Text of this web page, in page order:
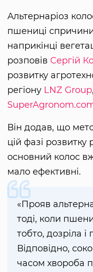
Альтернаріоз
пшениці
наприкінці
розповів Сергій
розвитку
регіону LNZ Group
Він додав, що
цій фазі розвитку
основний колос
мало ефективні.
«Прояв
тоді, коли
тобто, дозріла
Відповідно,
часом хвороба